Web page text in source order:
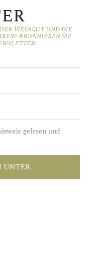
Weingut und die
Abonnieren Sie
gelesen und
UNTER